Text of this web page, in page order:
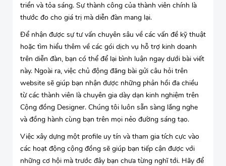
triển và tỏa sáng. Sự thành công của thành viên chính là
thước đo cho giá trị mà diễn đàn mang lại.
Để nhận được sự tư vấn chuyên sâu về các vấn đề kỹ thuật
hoặc tìm hiểu thêm về các gói dịch vụ hỗ trợ kinh doanh
trên diễn đàn, bạn có thể để lại bình luận ngay dưới bài viết
này. Ngoài ra, việc chủ động đăng bài gửi câu hỏi trên
website sẽ giúp bạn nhận được những phản hồi đa chiều
từ các thành viên là chuyên gia dày dạn kinh nghiệm trên
Cộng đồng Designer. Chúng tôi luôn sẵn sàng lắng nghe
và đồng hành cùng bạn trên mọi nẻo đường sáng tạo.
Việc xây dựng một profile uy tín và tham gia tích cực vào
các hoạt động cộng đồng sẽ giúp bạn tiếp cận được với
những cơ hội mà trước đây bạn chưa từng nghĩ tới. Hãy để